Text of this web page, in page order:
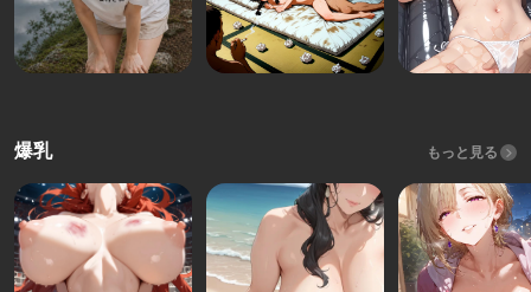
爆乳 もっと見る